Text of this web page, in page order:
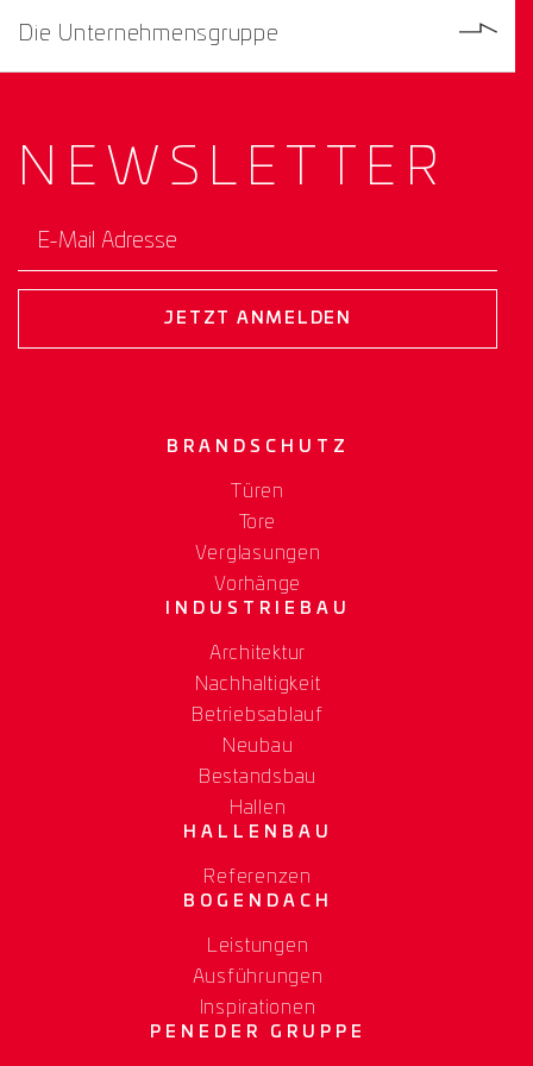
Die Unternehmensgruppe
NEWS­ LETTER
E-Mail Adresse
JETZT ANMELDEN
BRANDSCHUTZ
Türen
Tore
Verglasungen
Vorhänge
INDUSTRIEBAU
Architektur
Nachhaltigkeit
Betriebsablauf
Neubau
Bestandsbau
Hallen
HALLENBAU
Referenzen
BOGENDACH
Leistungen
Ausführungen
Inspirationen
PENEDER GRUPPE